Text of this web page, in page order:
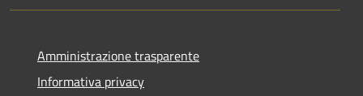
Amministrazione trasparente
Informativa privacy